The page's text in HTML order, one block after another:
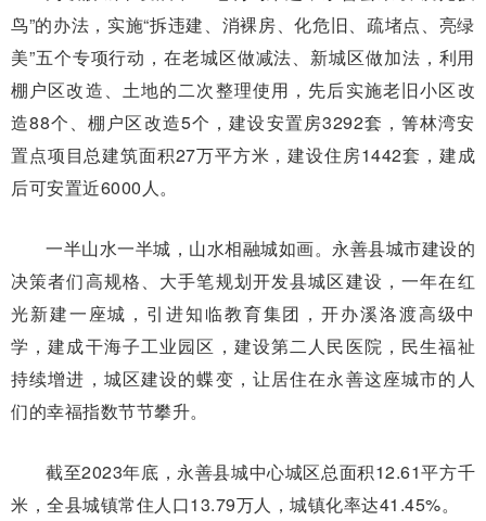
鸟”的办法，实施“拆违建、消裸房、化危旧、疏堵点、亮绿
美”五个专项行动，在老城区做减法、新城区做加法，利用
棚户区改造、土地的二次整理使用，先后实施老旧小区改
造88个、棚户区改造5个，建设安置房3292套，箐林湾安
置点项目总建筑面积27万平方米，建设住房1442套，建成
后可安置近6000人。
一半山水一半城，山水相融城如画。永善县城市建设的
决策者们高规格、大手笔规划开发县城区建设，一年在红
光新建一座城，引进知临教育集团，开办溪洛渡高级中
学，建成干海子工业园区，建设第二人民医院，民生福祉
持续增进，城区建设的蝶变，让居住在永善这座城市的人
们的幸福指数节节攀升。
截至2023年底，永善县城中心城区总面积12.61平方千
米，全县城镇常住人口13.79万人，城镇化率达41.45%。